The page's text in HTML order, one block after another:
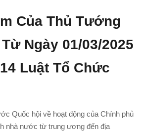
Của Thủ Tướng
Ngày 01/03/2025
Luật Tổ Chức
Quốc hội về hoạt động của Chính phủ
nhà nước từ trung ương đến địa